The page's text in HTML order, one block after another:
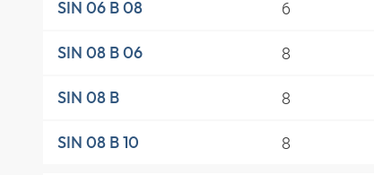
SIN 06 B 08 6
SIN 08 B 06 8
SIN 08 B 8
SIN 08 B 10 8